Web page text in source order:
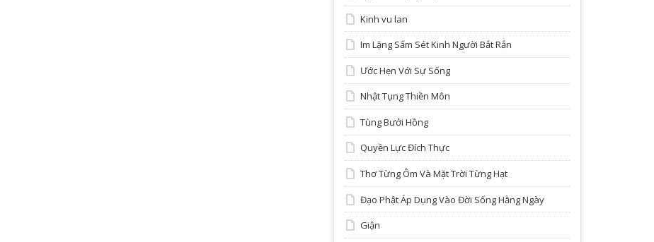
Kinh vu lan
Im Lặng Sấm Sét Kinh Người Bắt Rắn
Ước Hẹn Với Sự Sống
Nhật Tụng Thiền Môn
Tùng Bưởi Hồng
Quyền Lực Đích Thực
Thơ Từng Ôm Và Mặt Trời Từng Hạt
Đạo Phật Áp Dụng Vào Đời Sống Hằng Ngày
Giận